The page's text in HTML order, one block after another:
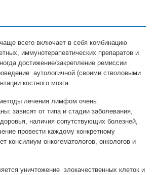
всего включает в себя комбинацию
иммунотерапевтических препаратов и
достижение/закрепление ремиссии
аутологичной (своими стволовыми
костного мозга.
лечения лимфом очень
зависят от типа и стадии заболевания,
наличия сопутствующих болезней,
провести каждому конкретному
консилиум онкогематологов, онкологов и
уничтожение злокачественных клеток и